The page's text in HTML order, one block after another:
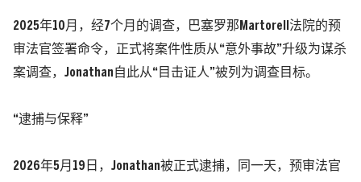
2025年10月，经7个月的调查，巴塞罗那Martorell法院的预
审法官签署命令，正式将案件性质从“意外事故”升级为谋杀
案调查，Jonathan自此从“目击证人”被列为调查目标。
“逮捕与保释”
2026年5月19日，Jonathan被正式逮捕，同一天，预审法官